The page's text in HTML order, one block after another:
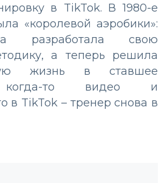
в TikTok. В 1980-е
«королевой аэробики»:
разработала свою
а теперь решила
жизнь в ставшее
когда-то видео и
в TikTok – тренер снова в